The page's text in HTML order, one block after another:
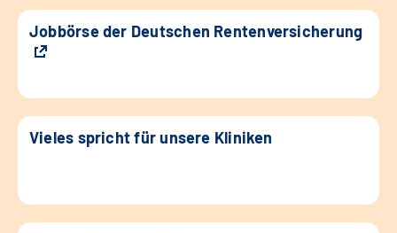
Jobbörse der Deutschen Rentenversicherung
Vieles spricht für unsere Kliniken